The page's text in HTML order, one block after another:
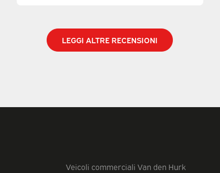
LEGGI ALTRE RECENSIONI
Veicoli commerciali Van den Hurk